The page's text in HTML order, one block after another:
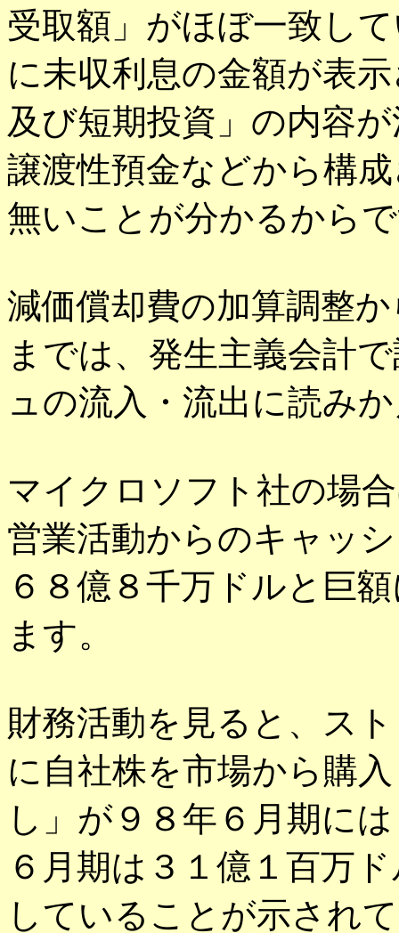
受取額」がほぼ一致し
に未収利息の金額が表
及び短期投資」の内容
譲渡性預金などから構
無いことが分かるから
減価償却費の加算調整
までは、発生主義会計
ュの流入・流出に読み
マイクロソフト社の場
営業活動からのキャッ
６８億８千万ドルと巨
ます。
財務活動を見ると、ス
に自社株を市場から購
し」が９８年６月期に
６月期は３１億１百万
していることが示され